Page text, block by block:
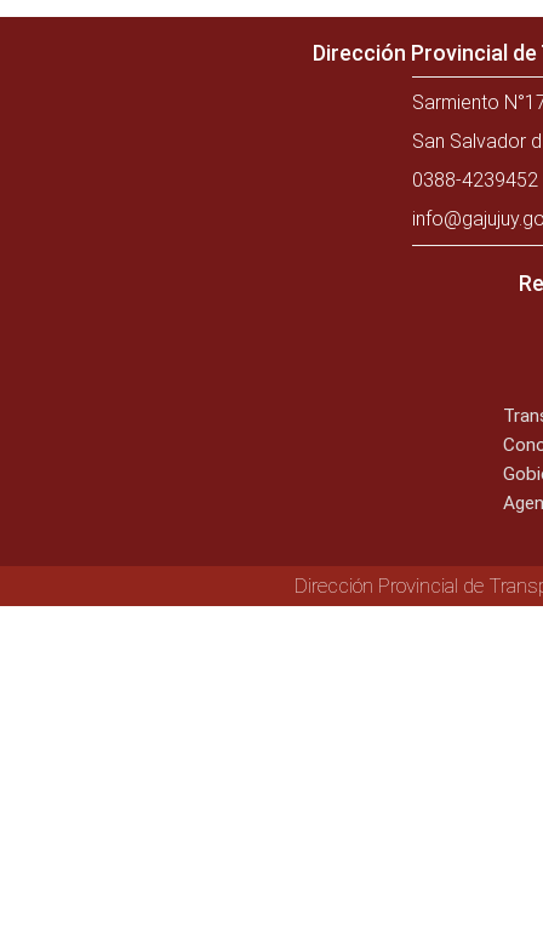
Dirección Provincial
Sarmiento
San Salvador
0388-
Dirección Provincial de